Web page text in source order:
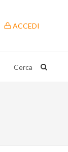
ACCEDI
Cerca